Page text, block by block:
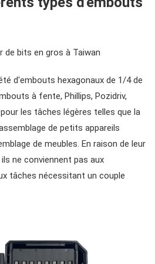
vde
à cliquet
à double anneau
de 10 mm
de bits en gros à Taiwan
d'embouts hexagonaux de 1/4 de
à fente, Phillips, Pozidriv,
les tâches légères telles que la
de petits appareils
de meubles. En raison de leur
ne conviennent pas aux
tâches nécessitant un couple